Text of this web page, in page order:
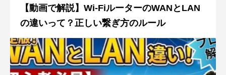
信機器（ルーターな
【動画で解説】Wi-FiルーターのWANとLAN
の違いって？正しい繋ぎ方のルール